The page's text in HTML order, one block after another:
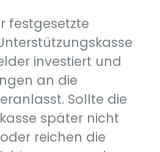
festgesetzte
investiert und
an die
Sollte die
später nicht
reichen die